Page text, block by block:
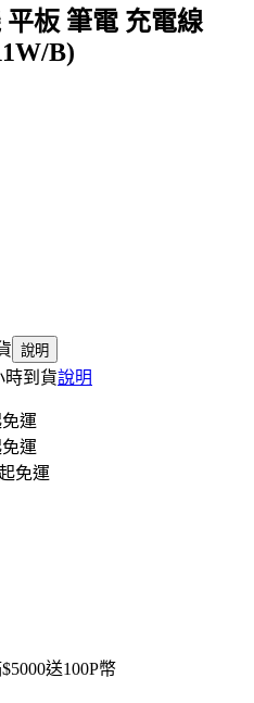
平板 筆電 充電線
B)
說明
時到貨說明
運
運
免運
送100P幣